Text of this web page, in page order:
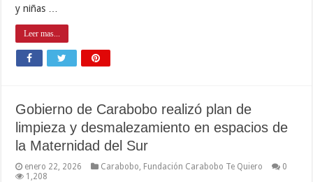
y niñas …
Leer mas...
Gobierno de Carabobo realizó plan de
limpieza y desmalezamiento en espacios de
la Maternidad del Sur
enero 22, 2026 Carabobo Fundación Carabobo Te Quiero
0
1,208